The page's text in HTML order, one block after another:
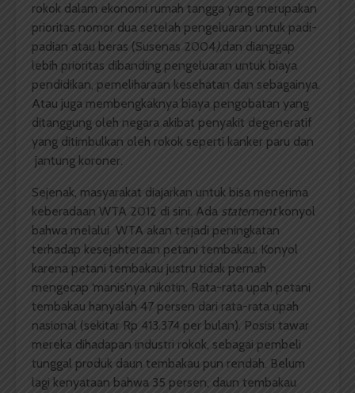
rokok dalam ekonomi rumah tangga yang merupakan
prioritas nomor dua setelah pengeluaran untuk padi-
padian atau beras (Susenas 2004),dan dianggap
lebih prioritas dibanding pengeluaran untuk biaya
pendidikan, pemeliharaan kesehatan dan sebagainya.
Atau juga membengkaknya biaya pengobatan yang
ditanggung oleh negara akibat penyakit degeneratif
yang ditimbulkan oleh rokok seperti kanker paru dan
jantung koroner.
Sejenak, masyarakat diajarkan untuk bisa menerima
keberadaan WTA 2012 di sini. Ada statement konyol
bahwa melalui WTA akan terjadi peningkatan
terhadap kesejahteraan petani tembakau. Konyol
karena petani tembakau justru tidak pernah
mengecap ‘manis’nya nikotin. Rata-rata upah petani
tembakau hanyalah 47 persen dari rata-rata upah
nasional (sekitar Rp 413.374 per bulan). Posisi tawar
mereka dihadapan industri rokok, sebagai pembeli
tunggal produk daun tembakau pun rendah. Belum
lagi kenyataan bahwa 35 persen, daun tembakau